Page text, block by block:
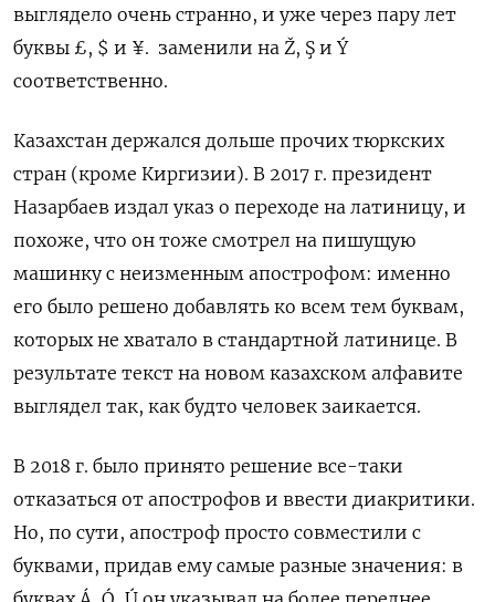
выглядело очень странно, и уже через пару лет
буквы £, $ и ¥. заменили на Ž, Ş и Ý
соответственно.
Казахстан держался дольше прочих тюркских
стран (кроме Киргизии). В 2017 г. президент
Назарбаев издал указ о переходе на латиницу, и
похоже, что он тоже смотрел на пишущую
машинку с неизменным апострофом: именно
его было решено добавлять ко всем тем буквам,
которых не хватало в стандартной латинице. В
результате текст на новом казахском алфавите
выглядел так, как будто человек заикается.
В 2018 г. было принято решение все-таки
отказаться от апострофов и ввести диакритики.
Но, по сути, апостроф просто совместили с
буквами, придав ему самые разные значения: в